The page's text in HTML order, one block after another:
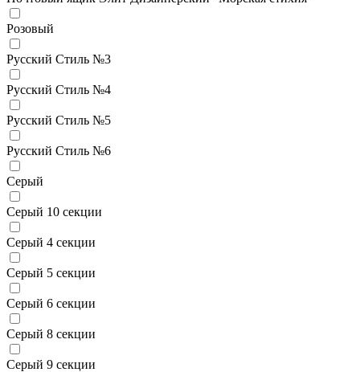
Розовый
Русский Стиль №3
Русский Стиль №4
Русский Стиль №5
Русский Стиль №6
Серый
Серый 10 секции
Серый 4 секции
Серый 5 секции
Серый 6 секции
Серый 8 секции
Серый 9 секции